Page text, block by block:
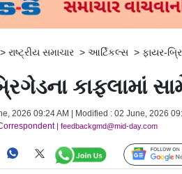
> રાષ્ટ્રીય સમાચાર > આર્ટિકલ્સ > ફાયર-
કાફલામાં
2026 09:24 AM | Modified : 02 June, 2026
| feedbackgmd@mid-day.com
Follow